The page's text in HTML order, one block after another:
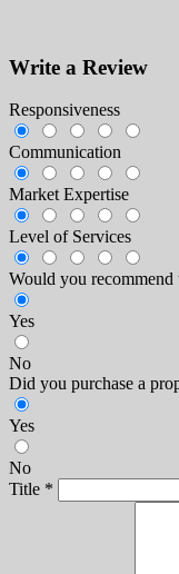
Write a Review
Responsiveness
Communication
Market Expertise
Level of Services
Would you recommend
Yes
No
Did you purchase a
Yes
No
Title *